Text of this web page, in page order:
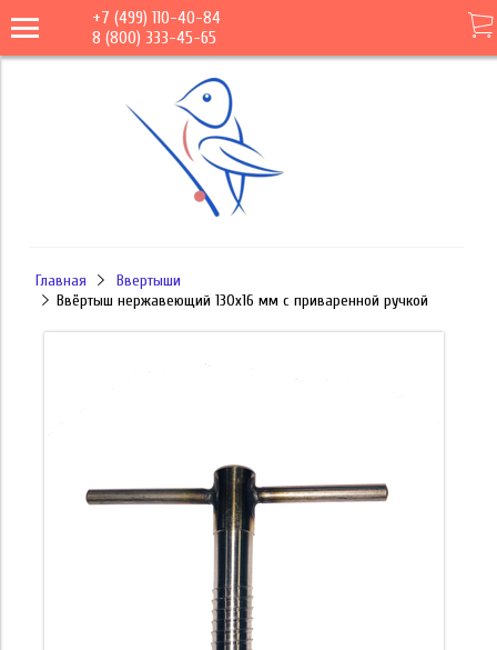
+7 (499) 110-40-84
8 (800) 333-45-65
Главная
Ввертыши
Ввёртыш нержавеющий 130х16 мм с приваренной ручкой